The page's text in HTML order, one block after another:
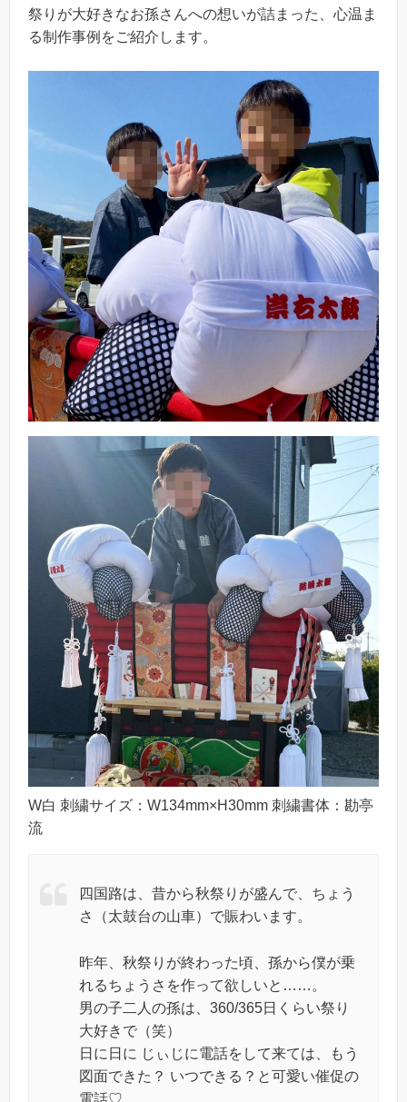
祭りが大好きなお孫さんへの想いが詰まった、心温ま
る制作事例をご紹介します。
W白 刺繍サイズ：W134mm×H30mm 刺繍書体：勘亭
流
四国路は、昔から秋祭りが盛んで、ちょう
さ（太鼓台の山車）で賑わいます。
昨年、秋祭りが終わった頃、孫から僕が乗
れるちょうさを作って欲しいと……。
男の子二人の孫は、360/365日くらい祭り
大好きで（笑）
日に日に じぃじに電話をして来ては、もう
図面できた？ いつできる？と可愛い催促の
電話♡